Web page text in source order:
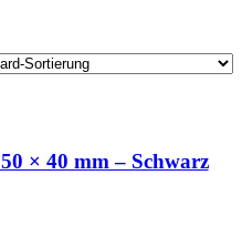
× 40 mm – Schwarz